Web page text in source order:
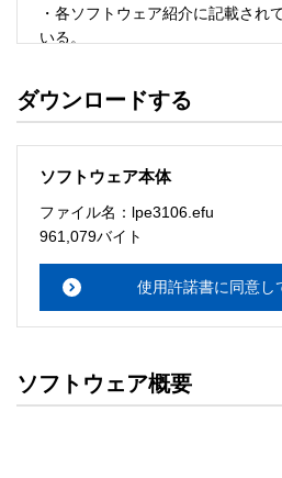
・各ソフトウェア紹介に記載され
いる。
・ソフトウェアを改変、またはリ
ソフトウェアのサポート
・本サーバでは、ユーザーサポー
メーションセンターまでお願い
ルをお読み下さい。
ソフトウェアの保証範囲
・ソフトウェアのダウンロード・
ダウンロードする
ソフトウェア本体
ファイル名：lpe3106.efu
961,079バイト
使用許諾書に同意し
ソフトウェア概要